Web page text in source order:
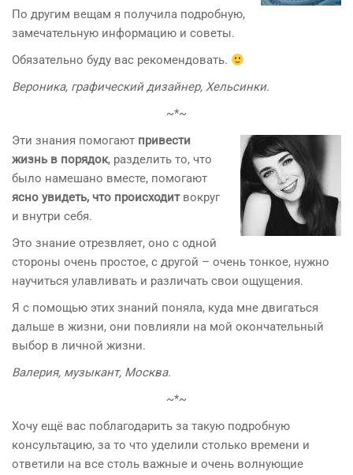
По другим вещам я получила подробную,
замечательную информацию и советы.
Обязательно буду вас рекомендовать.
Вероника, графический дизайнер, Хельсинки.
~*~
Эти знания помогают привести
жизнь в порядок, разделить то, что
было намешано вместе, помогают
ясно увидеть, что происходитвокруг
и внутри себя.
Это знание отрезвляет, оно с одной
стороны очень простое, с другой – очень тонкое, нужно
научиться улавливать и различать свои ощущения.
Я с помощью этих знаний поняла, куда мне двигаться
дальше в жизни, они повлияли на мой окончательный
выбор в личной жизни.
Валерия, музыкант, Москва.
~*~
Хочу ещё вас поблагодарить за такую подробную
консультацию, за то что уделили столько времени и
ответили на все столь важные и очень волнующие